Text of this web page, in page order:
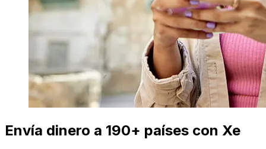
Envía dinero a 190+ países con Xe